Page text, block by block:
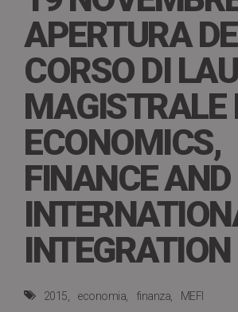
APERTURA
CORSO DI
MAGISTRALE
ECONOMICS,
FINANCE AND
2015 economia finanza MEFI